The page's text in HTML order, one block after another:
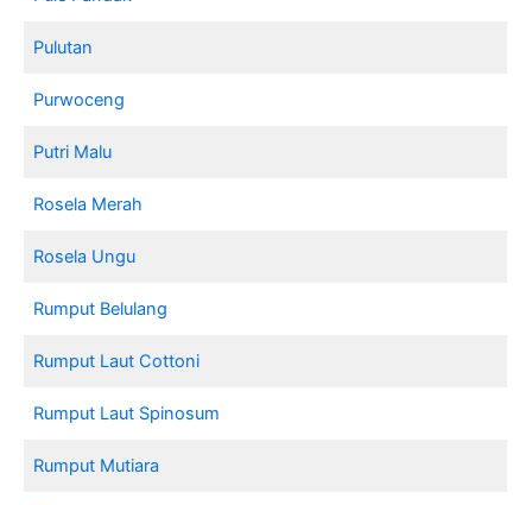
Pulutan
Purwoceng
Putri Malu
Rosela Merah
Rosela Ungu
Rumput Belulang
Rumput Laut Cottoni
Rumput Laut Spinosum
Rumput Mutiara